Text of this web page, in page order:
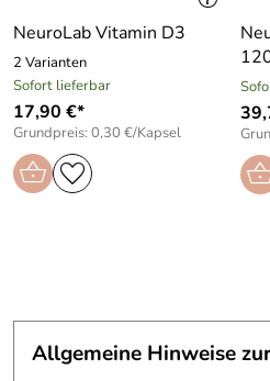
Hersteller: Apothekerin U.
Bad Homburg, https://
reuter.de/Winterpflege.htm#
Verantwortliche Person: Ulrike
61348 Bad Homburg,
NeuroLab Vitamin D3
2 Varianten
Sofort lieferbar
17,90 €*
Grundpreis: 0,30 €/Kapsel
Allgemeine Hinweise